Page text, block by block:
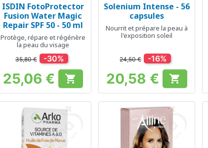
Aperçu rapide
ISDIN FotoProtector
Fusion Water Magic
Repair SPF 50 - 50 ml
Protège, répare et régénère
la peau du visage
35,80 € -30%
Prix
25,06 € 
Aperçu rapide
Solenium Intense - 56
capsules
Nourrit et prépare la peau à
l'exposition soleil
24,50 € -16%
Prix
20,58 € 